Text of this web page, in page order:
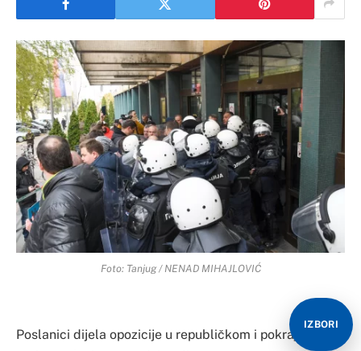
Foto: Tanjug / NENAD MIHAJLOVIĆ
Poslanici dijela opozicije u republičkom i pokrajinskom
IZBORI